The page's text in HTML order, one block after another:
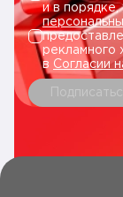
и в порядке,
рекламного
в Согласии